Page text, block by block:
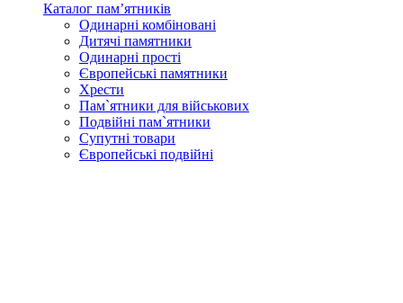
Каталог пам’ятників
Одинарні комбіновані
Дитячі памятники
Одинарні прості
Європейські памятники
Хрести
Пам`ятники для військових
Подвійні пам`ятники
Супутні товари
Європейські подвійні